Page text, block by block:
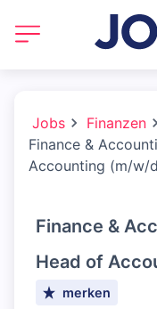
Jobs
Finanzen
Finance &
Accounting (m/w/
Finance &
Head of
merken